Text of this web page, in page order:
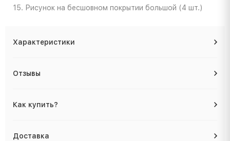
15. Рисунок на бесшовном покрытии большой (4 шт.)
Характеристики
Отзывы
Как купить?
Доставка